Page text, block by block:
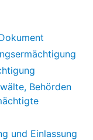
Behörden
und Einlassung